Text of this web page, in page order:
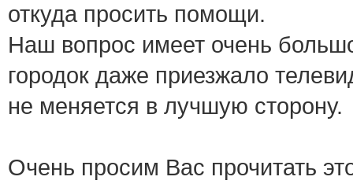
откуда просить помощи.
Наш вопрос имеет очень
городок даже приезжало
не меняется в лучшую сторону.
Очень просим Вас прочитать